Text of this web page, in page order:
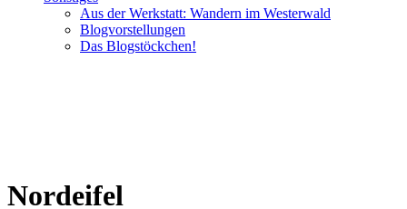
Aus der Werkstatt: Wandern im Westerwald
Blogvorstellungen
Das Blogstöckchen!
Nordeifel